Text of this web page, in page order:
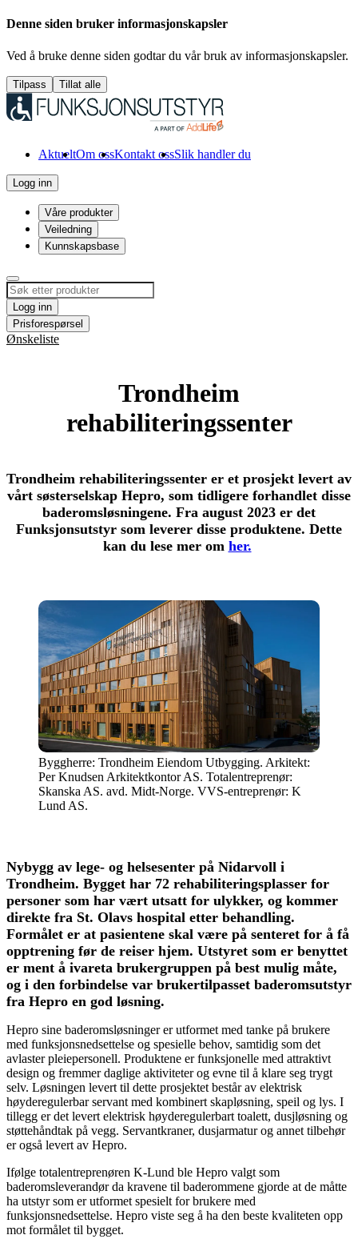
Denne siden bruker informasjonskapsler
Ved å bruke denne siden godtar du vår bruk av informasjonskapsler.
Tilpass Tillat alle
AktueltOm ossKontakt ossSlik handler du
Logg inn
Våre produkter
Veiledning
Kunnskapsbase
Logg inn
Prisforespørsel
Ønskeliste
Trondheim
rehabiliteringssenter
Trondheim rehabiliteringssenter er et prosjekt levert av
vårt søsterselskap Hepro, som tidligere forhandlet disse
baderomsløsningene. Fra august 2023 er det
Funksjonsutstyr som leverer disse produktene. Dette
kan du lese mer om her.
Byggherre: Trondheim Eiendom Utbygging. Arkitekt:
Per Knudsen Arkitektkontor AS. Totalentreprenør:
Skanska AS. avd. Midt-Norge. VVS-entreprenør: K
Lund AS.
Nybygg av lege- og helsesenter på Nidarvoll i
Trondheim. Bygget har 72 rehabiliteringsplasser for
personer som har vært utsatt for ulykker, og kommer
direkte fra St. Olavs hospital etter behandling.
Formålet er at pasientene skal være på senteret for å få
opptrening før de reiser hjem. Utstyret som er benyttet
er ment å ivareta brukergruppen på best mulig måte,
og i den forbindelse var brukertilpasset baderomsutstyr
fra Hepro en god løsning.
Hepro sine baderomsløsninger er utformet med tanke på brukere
med funksjonsnedsettelse og spesielle behov, samtidig som det
avlaster pleiepersonell. Produktene er funksjonelle med attraktivt
design og fremmer daglige aktiviteter og evne til å klare seg trygt
selv. Løsningen levert til dette prosjektet består av elektrisk
høyderegulerbar servant med kombinert skapløsning, speil og lys. I
tillegg er det levert elektrisk høyderegulerbart toalett, dusjløsning og
støttehåndtak på vegg. Servantkraner, dusjarmatur og annet tilbehør
er også levert av Hepro.
Ifølge totalentreprenøren K-Lund ble Hepro valgt som
baderomsleverandør da kravene til baderommene gjorde at de måtte
ha utstyr som er utformet spesielt for brukere med
funksjonsnedsettelse. Hepro viste seg å ha den beste kvaliteten opp
mot formålet til bygget.